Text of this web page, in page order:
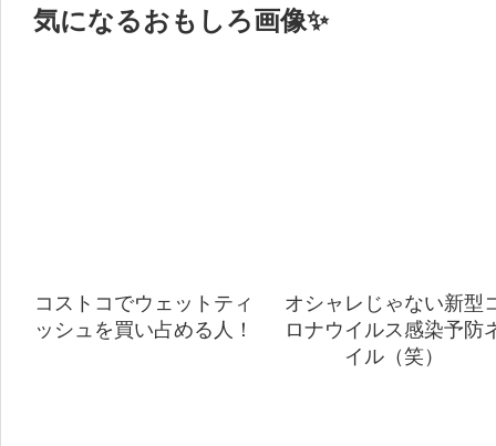
気になるおもしろ画像✨
コストコでウェットティ
ッシュを買い占める人！
オシャレじゃない新型
ロナウイルス感染予防
イル（笑）